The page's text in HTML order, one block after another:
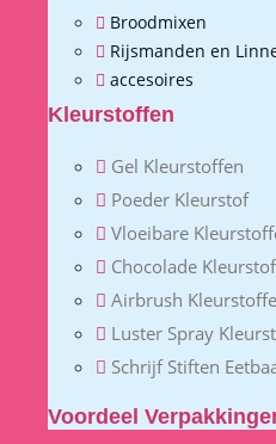
Broodmixen
Rijsmanden en
accesoires
Kleurstoffen
Gel Kleurstoffen
Poeder Kleurstof
Vloeibare
Chocolade
Airbrush
Luster Spray
Schrijf Stiften
Voordeel